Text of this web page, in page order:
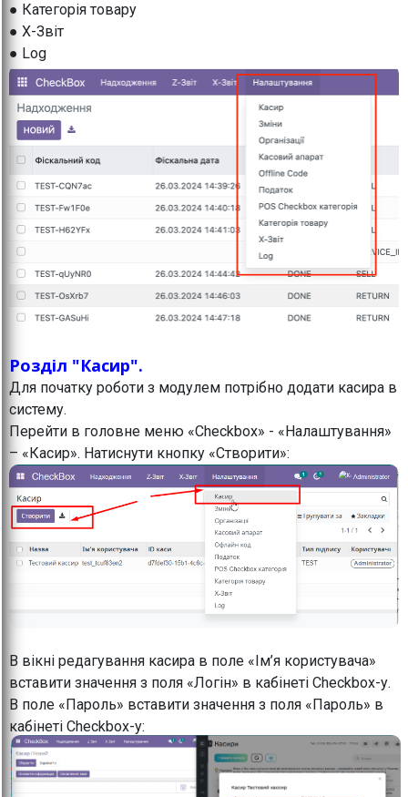
● Категорія товару
● X-Звіт
● Log
Розділ "Касир".
Для початку роботи з модулем потрібно додати касира в
систему.
Перейти в головне меню «Checkbox» - «Налаштування»
– «Касир». Натиснути кнопку «Створити»:
В вікні редагування касира в поле «Ім’я користувача»
вставити значення з поля «Логін» в кабінеті Checkbox-у.
В поле «Пароль» вставити значення з поля «Пароль» в
кабінеті Checkbox-у: